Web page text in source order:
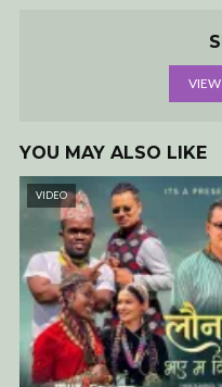
VIEW
YOU MAY ALSO LIKE
VIDEO